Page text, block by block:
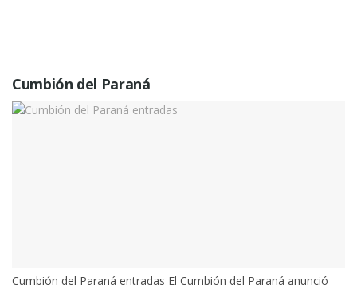
Cumbión del Paraná
Cumbión del Paraná entradas El Cumbión del Paraná anunció